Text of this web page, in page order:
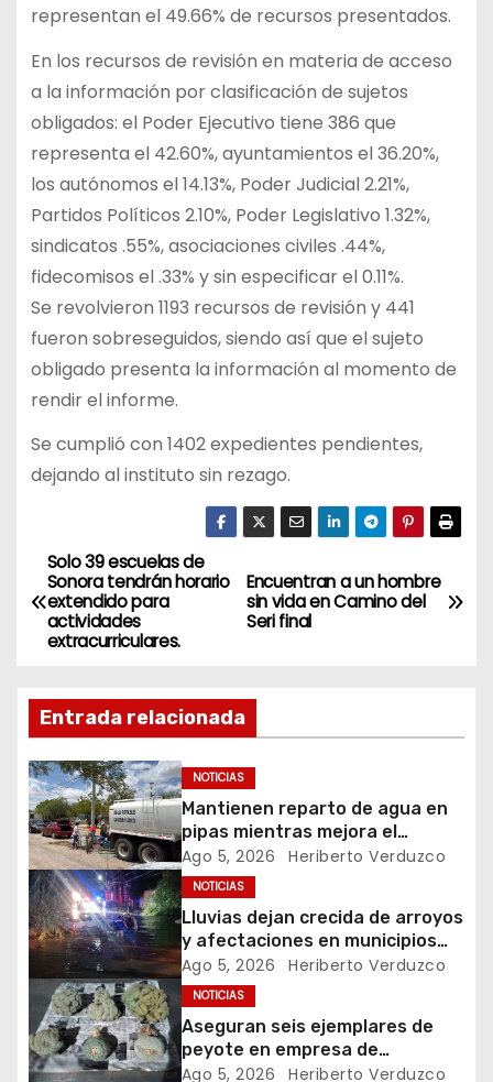
representan el 49.66% de recursos presentados.
En los recursos de revisión en materia de acceso
a la información por clasificación de sujetos
obligados: el Poder Ejecutivo tiene 386 que
representa el 42.60%, ayuntamientos el 36.20%,
los autónomos el 14.13%, Poder Judicial 2.21%,
Partidos Políticos 2.10%, Poder Legislativo 1.32%,
sindicatos .55%, asociaciones civiles .44%,
fidecomisos el .33% y sin especificar el 0.11%.
Se revolvieron 1193 recursos de revisión y 441
fueron sobreseguidos, siendo así que el sujeto
obligado presenta la información al momento de
rendir el informe.
Se cumplió con 1402 expedientes pendientes,
dejando al instituto sin rezago.
N
a
e
g
a
c
i
ó
n
d
Encuentran a un hombre
sin vida en Camino del
Seri final
Solo 39 escuelas de
Sonora tendrán horario
extendido para
actividades
extracurriculares.
Entrada relacionada
NOTICIAS
Mantienen reparto de agua en
pipas mientras mejora el
servicio en Hermosillo
Ago 5, 2026 Heriberto Verduzco
NOTICIAS
Lluvias dejan crecida de arroyos
y afectaciones en municipios
del norte de Sonora
Ago 5, 2026 Heriberto Verduzco
NOTICIAS
Aseguran seis ejemplares de
peyote en empresa de
paquetería de Hermosillo
Ago 5, 2026 Heriberto Verduzco